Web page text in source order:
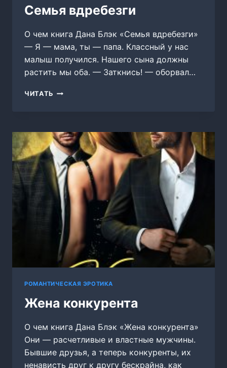
Семья вдребезги
О чем книга Дана Блэк «Семья вдребезги»
— Я — мама, ты — папа. Классный у нас
малыш получился. Нашего сына должны
растить мы оба. — Заткнись! — оборвал…
ЧИТАТЬ СЕМЬЯ
РОМАНТИЧЕСКАЯ ЭРОТИКА
Жена конкурента
О чем книга Дана Блэк «Жена конкурента»
Они — расчетливые и властные мужчины.
Бывшие друзья, а теперь конкуренты, их
ненависть друг к другу бескрайна, как